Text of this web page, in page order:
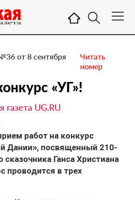
от 8 сентября
Читать
номер
«УГ»!
газета UG.RU
работ на конкурс
Дании», посвященный 210-
Ганса Христиана
проводится в трех